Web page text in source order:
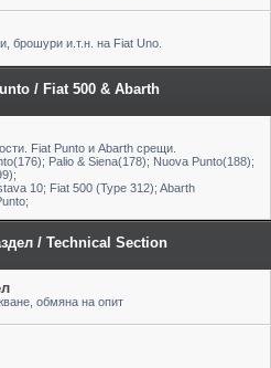
брошури и.т.н. на Fiat Uno.
/ Fiat 500 & Abarth
Fiat Punto и Abarth срещи.
Palio & Siena(178); Nuova Punto(188);
10; Fiat 500 (Type 312); Abarth
/ Technical Section
обмяна на опит